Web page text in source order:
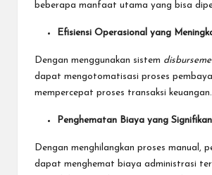
beberapa manfaat utama yang bisa
Efisiensi Operasional yang
Dengan menggunakan sistem
dapat mengotomatisasi proses
mempercepat proses transaksi keuangan.
Penghematan Biaya yang Signifikan
Dengan menghilangkan proses manual,
dapat menghemat biaya administrasi